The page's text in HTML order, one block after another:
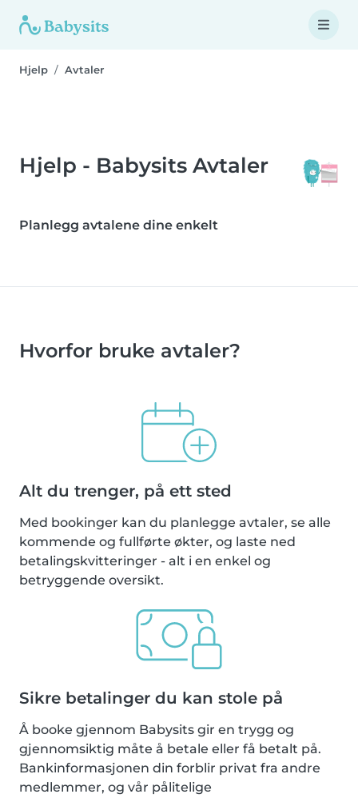
Hjelp Avtaler
Hjelp - Babysits Avtaler
Planlegg avtalene dine enkelt
Hvorfor bruke avtaler?
Alt du trenger, på ett sted
Med bookinger kan du planlegge avtaler, se alle
kommende og fullførte økter, og laste ned
betalingskvitteringer - alt i en enkel og
betryggende oversikt.
Sikre betalinger du kan stole på
Å booke gjennom Babysits gir en trygg og
gjennomsiktig måte å betale eller få betalt på.
Bankinformasjonen din forblir privat fra andre
medlemmer, og vår pålitelige